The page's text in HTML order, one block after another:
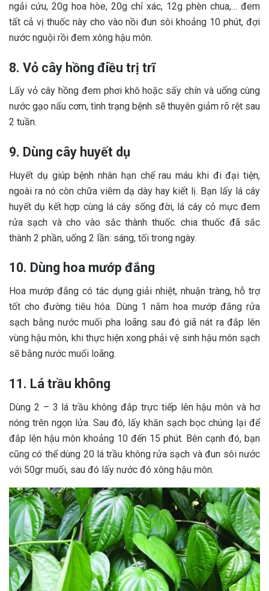
ngải cứu, 20g hoa hòe, 20g chỉ xác, 12g phèn chua,… đem
tất cả vị thuốc này cho vào nồi đun sôi khoảng 10 phút, đợi
nước nguội rồi đem xông hậu môn.
8. Vỏ cây hồng điều trị trĩ
Lấy vỏ cây hồng đem phơi khô hoặc sấy chín và uống cùng
nước gạo nấu cơm, tình trạng bệnh sẽ thuyên giảm rõ rệt sau
2 tuần.
9. Dùng cây huyết dụ
Huyết dụ giúp bệnh nhân hạn chế rau máu khi đi đại tiện,
ngoài ra nó còn chữa viêm dạ dày hay kiết lị. Bạn lấy lá cây
huyết dụ kết hợp cùng lá cây sống đời, lá cây cỏ mực đem
rửa sạch và cho vào sắc thành thuốc. chia thuốc đã sắc
thành 2 phần, uống 2 lần: sáng, tối trong ngày.
10. Dùng hoa mướp đắng
Hoa mướp đắng có tác dụng giải nhiệt, nhuận tràng, hỗ trợ
tốt cho đường tiêu hóa. Dùng 1 nắm hoa mướp đắng rửa
sạch bằng nước muối pha loãng sau đó giã nát ra đắp lên
vùng hậu môn, khi thực hiện xong phải vệ sinh hậu môn sạch
sẽ bằng nước muối loãng.
11. Lá trầu không
Dùng 2 – 3 lá trầu không đắp trực tiếp lên hậu môn và hơ
nóng trên ngọn lửa. Sau đó, lấy khăn sạch bọc chúng lại để
đắp lên hậu môn khoảng 10 đến 15 phút. Bên cạnh đó, bạn
cũng có thể dùng 20 lá trầu không rửa sạch và đun sôi nước
với 50gr muối, sau đó lấy nước đó xông hậu môn.